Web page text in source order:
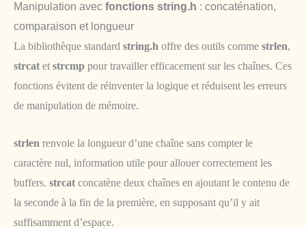
Manipulation avec fonctions string.h : concaténation,
comparaison et longueur
La bibliothèque standard string.h offre des outils comme strlen,
strcat et strcmp pour travailler efficacement sur les chaînes. Ces
fonctions évitent de réinventer la logique et réduisent les erreurs
de manipulation de mémoire.
strlen renvoie la longueur d’une chaîne sans compter le
caractère nul, information utile pour allouer correctement les
buffers. strcat concatène deux chaînes en ajoutant le contenu de
la seconde à la fin de la première, en supposant qu’il y ait
suffisamment d’espace.